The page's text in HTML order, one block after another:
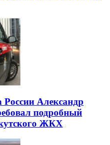
Александр
подробный
ЖКХ